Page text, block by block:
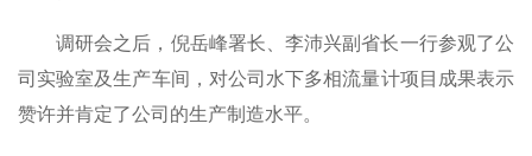
调研会之后，倪岳峰署长、李沛兴副省长一行参观了公
司实验室及生产车间，对公司水下多相流量计项目成果表示
赞许并肯定了公司的生产制造水平。